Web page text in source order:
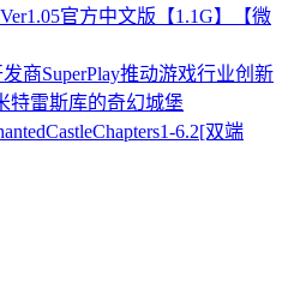
官方中文版【1.1G】【微
商SuperPlay推动游戏行业创新
特雷斯库的奇幻城堡
6.2[双端